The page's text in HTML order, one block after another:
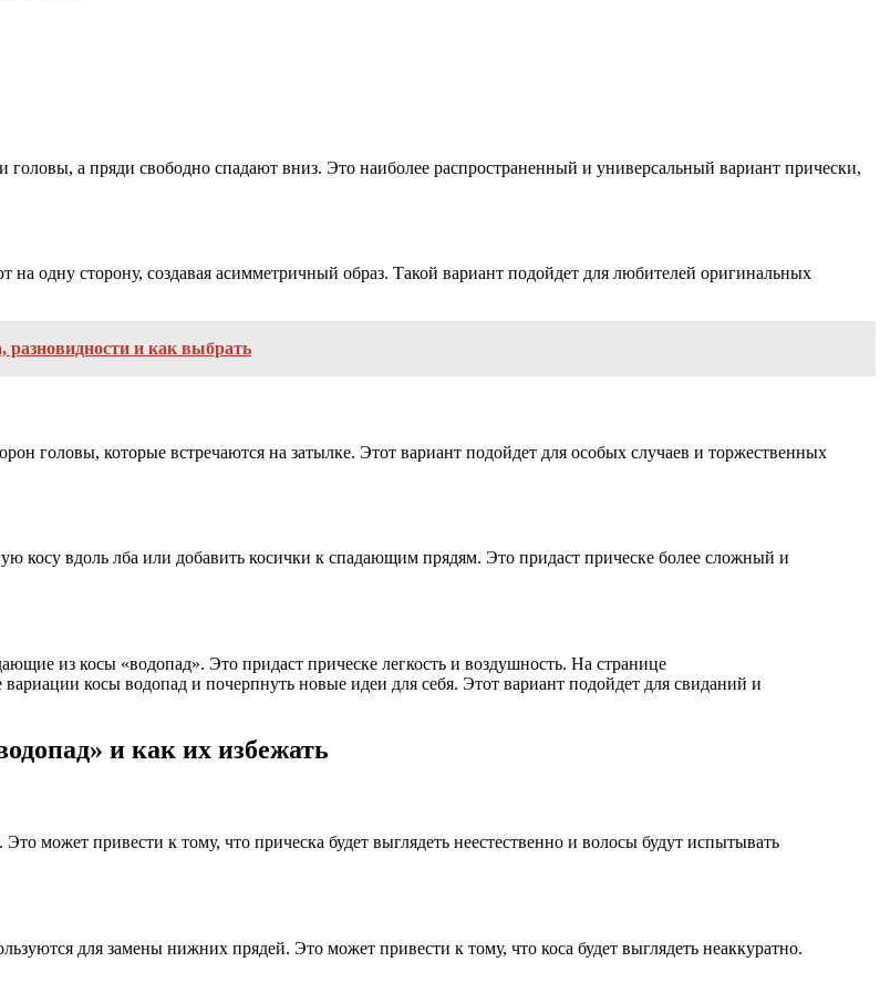
головы, а пряди свободно спадают вниз. Это наиболее распространенный и универсальный вариант прически,
на одну сторону, создавая асимметричный образ. Такой вариант подойдет для любителей оригинальных
и как выбрать
головы, которые встречаются на затылке. Этот вариант подойдет для особых случаев и торжественных
косу вдоль лба или добавить косички к спадающим прядям. Это придаст прическе более сложный и
из косы «водопад». Это придаст прическе легкость и воздушность. На странице
косы водопад и почерпнуть новые идеи для себя. Этот вариант подойдет для свиданий и
и как их избежать
может привести к тому, что прическа будет выглядеть неестественно и волосы будут испытывать
для замены нижних прядей. Это может привести к тому, что коса будет выглядеть неаккуратно.